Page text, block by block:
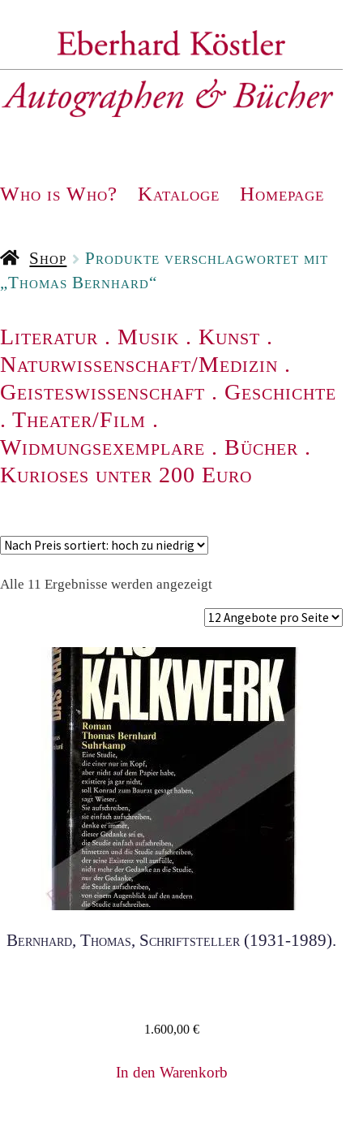
Navigation
Who is Who? Kataloge Homepage
Shop
Produkte verschlagwortet mit
„Thomas Bernhard“
Literatur . Musik . Kunst .
Naturwissenschaft/Medizin .
Geisteswissenschaft . Geschichte
. Theater/Film .
Widmungsexemplare . Bücher .
Kurioses unter 200 Euro
Alle 11 Ergebnisse werden angezeigtNach
sortiert:
Bernhard, Thomas, Schriftsteller (1931-1989).
1.600,00 €
In den Warenkorb